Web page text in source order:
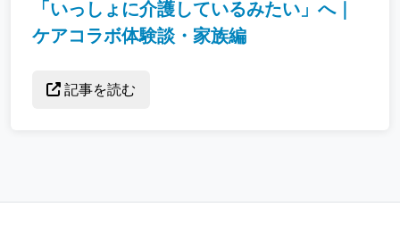
「いっしょに介護しているみたい」へ｜
ケアコラボ体験談・家族編
記事を読む